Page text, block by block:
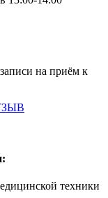
на приём к
техники